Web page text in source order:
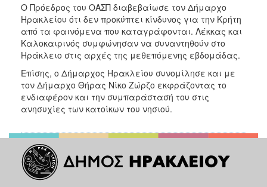
ΠΟΛΙΤΙΣΜΟΣ
ΑΝΘΕΚΤΙΚΗ
ΠΟΛΗ
Ο Πρόεδρος του ΟΑΣΠ διαβεβαίωσε τον Δήμαρχο
Ηρακλείου ότι δεν προκύπτει κίνδυνος για την Κρήτη
από τα φαινόμενα που καταγράφονται. Λέκκας και
Καλοκαιρινός συμφώνησαν να συναντηθούν στο
Ηράκλειο στις αρχές της μεθεπόμενης εβδομάδας.
Επίσης, ο Δήμαρχος Ηρακλείου συνομίλησε και με
τον Δήμαρχο Θήρας Νίκο Ζώρζο εκφράζοντας το
ενδιαφέρον και την συμπαράστασή του στις
ανησυχίες των κατοίκων του νησιού.